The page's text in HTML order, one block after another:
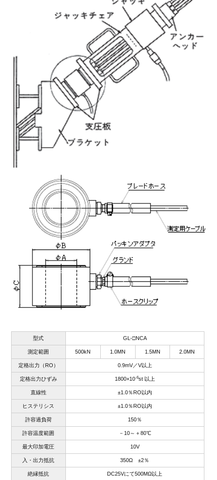
型式 GL-□NCA
測定範囲 500kN 1.0MN 1.5MN 2.0MN
定格出力（RO） 0.9mV／V以上
定格出力ひずみ 1800×10-6st 以上
直線性 ±1.0％RO以内
ヒステリシス ±1.0％RO以内
許容過負荷 150％
許容温度範囲 －10～＋80℃
最大印加電圧 10V
入・出力抵抗 350Ω ±2％
絶縁抵抗 DC25Vにて500MΩ以上